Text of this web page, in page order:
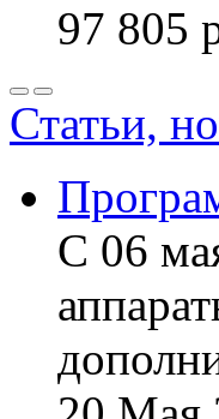
97 805
Статьи,
С 06